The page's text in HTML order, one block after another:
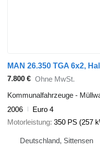
MAN 26.350 TGA 6x2,
7.800 € Ohne MwSt.
Kommunalfahrzeuge -
2006
Euro 4
Motorleistung 350 PS (257
Deutschland, Sittensen